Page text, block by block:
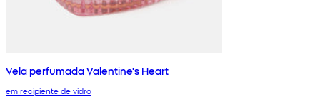
Vela perfumada Valentine's Heart
em recipiente de vidro